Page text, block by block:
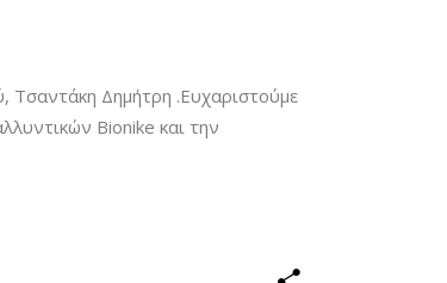
Τσαντάκη Δημήτρη .Ευχαριστούμε
Bionike και την